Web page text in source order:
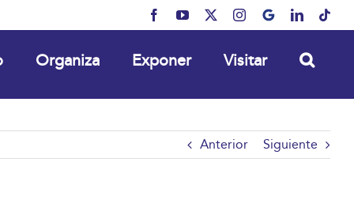
FacebookYouTube Instagram
MyBusinessLinkedIn
Organiza Exponer Visitar
Anterior Siguiente